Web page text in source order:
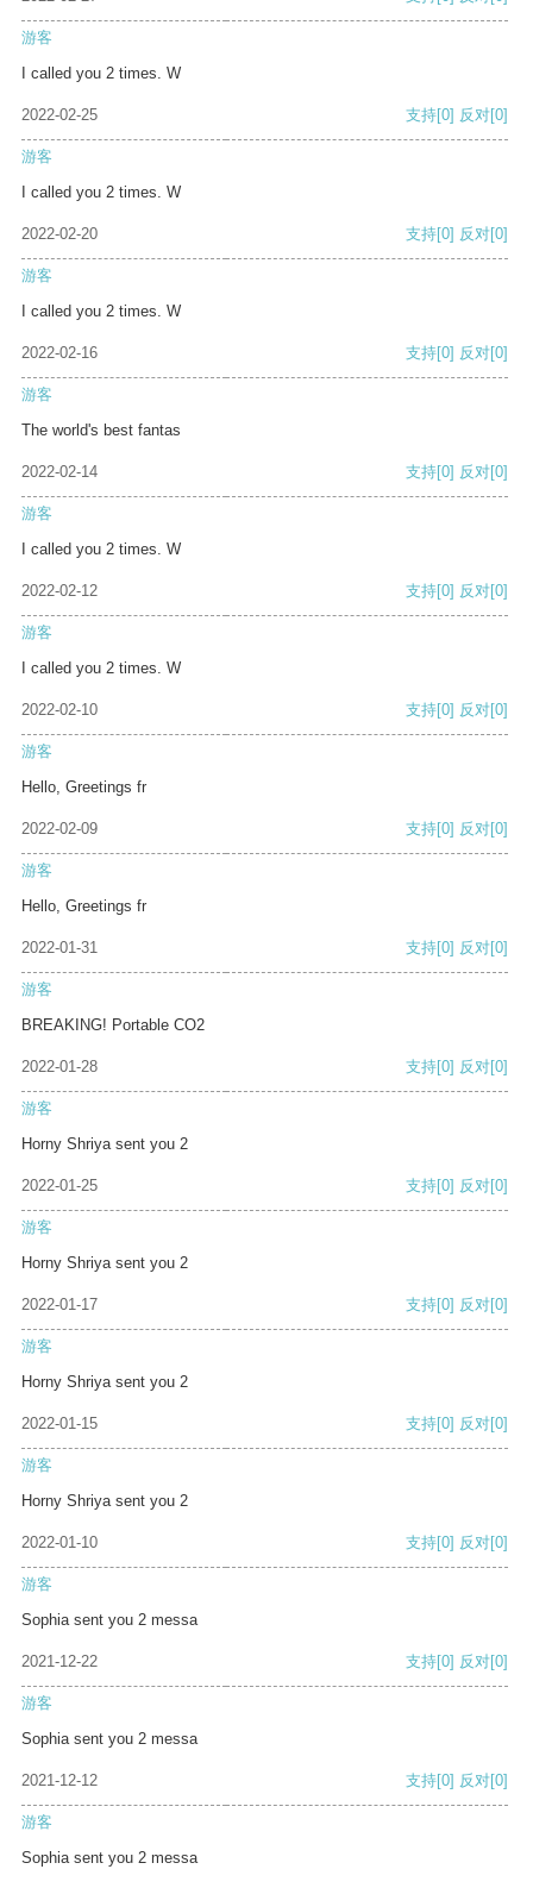
游客
I called you 2 times. W
2022-02-25 支持[0] 反对[0]
游客
I called you 2 times. W
2022-02-20 支持[0] 反对[0]
游客
I called you 2 times. W
2022-02-16 支持[0] 反对[0]
游客
The world's best fantas
2022-02-14 支持[0] 反对[0]
游客
I called you 2 times. W
2022-02-12 支持[0] 反对[0]
游客
I called you 2 times. W
2022-02-10 支持[0] 反对[0]
游客
Hello, Greetings fr
2022-02-09 支持[0] 反对[0]
游客
Hello, Greetings fr
2022-01-31 支持[0] 反对[0]
游客
BREAKING! Portable CO2
2022-01-28 支持[0] 反对[0]
游客
Horny Shriya sent you 2
2022-01-25 支持[0] 反对[0]
游客
Horny Shriya sent you 2
2022-01-17 支持[0] 反对[0]
游客
Horny Shriya sent you 2
2022-01-15 支持[0] 反对[0]
游客
Horny Shriya sent you 2
2022-01-10 支持[0] 反对[0]
游客
Sophia sent you 2 messa
2021-12-22 支持[0] 反对[0]
游客
Sophia sent you 2 messa
2021-12-12 支持[0] 反对[0]
游客
Sophia sent you 2 messa